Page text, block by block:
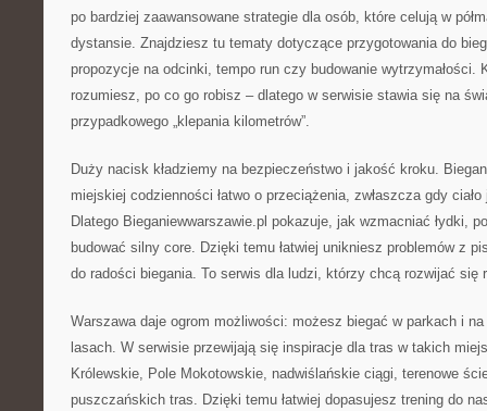
po bardziej zaawansowane strategie dla osób, które celują w
dystansie. Znajdziesz tu tematy dotyczące przygotowania do
propozycje na odcinki, tempo run czy budowanie wytrzymałości.
rozumiesz, po co go robisz – dlatego w serwisie stawia się na
przypadkowego „klepania kilometrów”.
Duży nacisk kładziemy na bezpieczeństwo i jakość kroku.
miejskiej codzienności łatwo o przeciążenia, zwłaszcza gdy
Dlatego Bieganiewwarszawie.pl pokazuje, jak wzmacniać łydki,
budować silny core. Dzięki temu łatwiej unikniesz problemów z
do radości biegania. To serwis dla ludzi, którzy chcą rozwijać się
Warszawa daje ogrom możliwości: możesz biegać w parkach i
lasach. W serwisie przewijają się inspiracje dla tras w takich
Królewskie, Pole Mokotowskie, nadwiślańskie ciągi, terenowe
puszczańskich tras. Dzięki temu łatwiej dopasujesz trening do